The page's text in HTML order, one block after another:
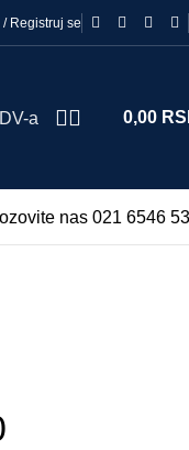
Registruj se
a 0,00
nas 021 6546